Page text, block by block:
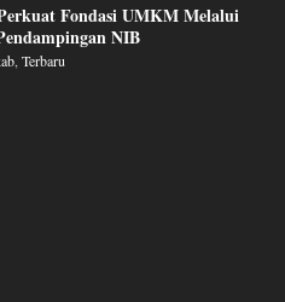
Fondasi UMKM Melalui
NIB
,Terbaru